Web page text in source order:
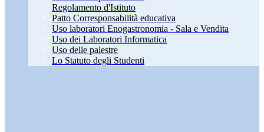
Regolamento d'Istituto
Patto Corresponsabilità educativa
Uso laboratori Enogastronomia - Sala e Vendita
Uso dei Laboratori Informatica
Uso delle palestre
Lo Statuto degli Studenti